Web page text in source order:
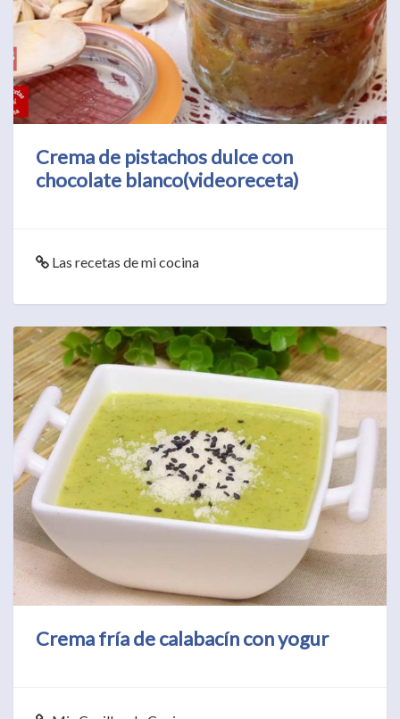
Crema de pistachos dulce con
chocolate blanco(videoreceta)
Las recetas de mi cocina
Crema fría de calabacín con yogur